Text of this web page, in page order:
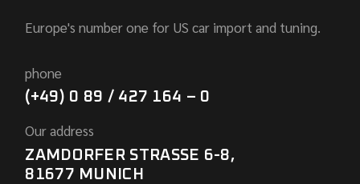
Europe's number one for US car import and tuning.
phone
(+49) 0 89 / 427 164 – 0
Our address
ZAMDORFER STRASSE 6-8,
81677 MUNICH